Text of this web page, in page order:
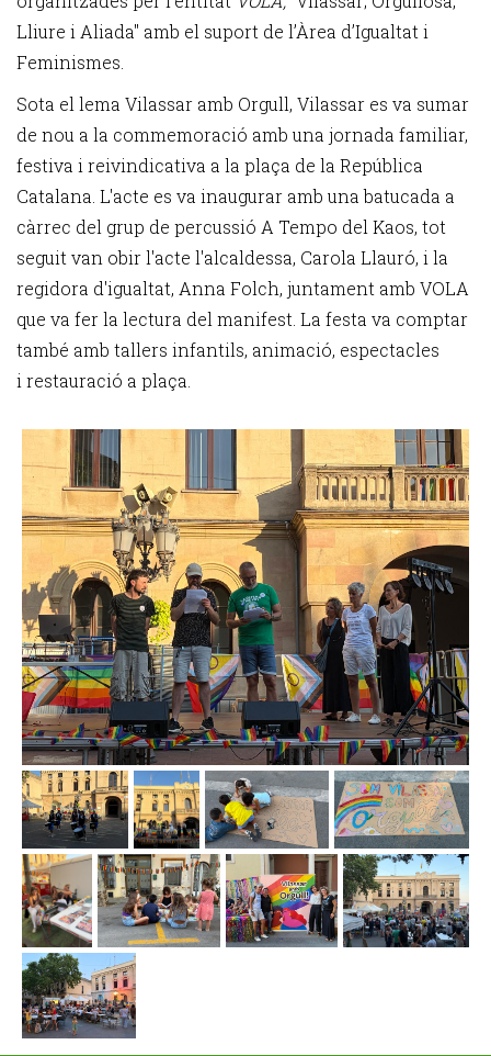
Lliure i Aliada" amb el suport de l’Àrea d’Igualtat i
Feminismes.
Sota el lema Vilassar amb Orgull, Vilassar es va sumar
de nou a la commemoració amb una jornada familiar,
festiva i reivindicativa a la plaça de la República
Catalana. L'acte es va inaugurar amb una batucada a
càrrec del grup de percussió A Tempo del Kaos, tot
seguit van obir l'acte l'alcaldessa, Carola Llauró, i la
regidora d'igualtat, Anna Folch, juntament amb VOLA
que va fer la lectura del manifest. La festa va comptar
també amb tallers infantils, animació, espectacles
i restauració a plaça.